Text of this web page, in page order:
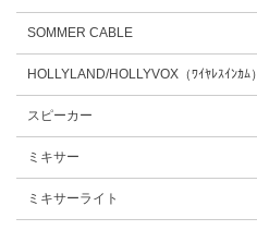
SOMMER CABLE
HOLLYLAND/HOLLYVOX（ﾜｲﾔﾚｽｲﾝｶﾑ）
スピーカー
ミキサー
ミキサーライト